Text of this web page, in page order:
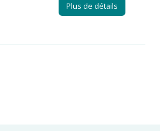
Plus de détails